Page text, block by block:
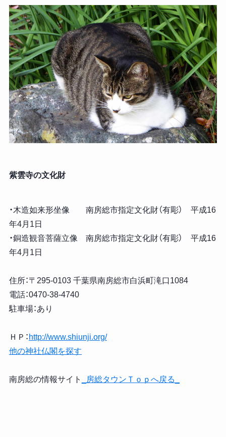
紫雲寺の文化財
・木造如来形坐像 南房総市指定文化財（有彫） 平成16
年4月1日
・銅造観音菩薩立像 南房総市指定文化財（有彫） 平成16
年4月1日
住所：〒295-0103 千葉県南房総市白浜町滝口1084
電話：0470-38-4740
駐車場：あり
ＨＰ： http://www.shiunji.org/
他の神社仏閣を探す
南房総の情報サイト _房総タウンＴｏｐへ戻る_